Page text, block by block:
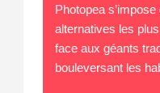
Photopea
alternatives les
face aux géants
bouleversant les